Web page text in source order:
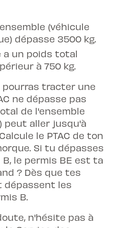
(véhicule
dépasse 3500 kg.
a un poids total
à 750 kg.
pourras tracter une
ne dépasse pas
de l'ensemble
peut aller jusqu'à
le PTAC de ton
Si tu dépasses
le permis BE est ta
? Dès que tes
dépassent les
B.
n'hésite pas à